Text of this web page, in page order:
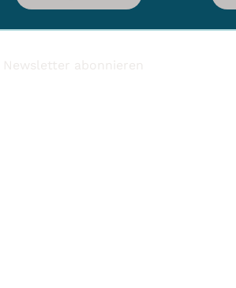
Newsletter abonnieren